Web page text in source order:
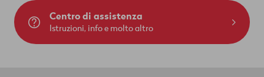
Centro di assistenza
Istruzioni, info e molto altro